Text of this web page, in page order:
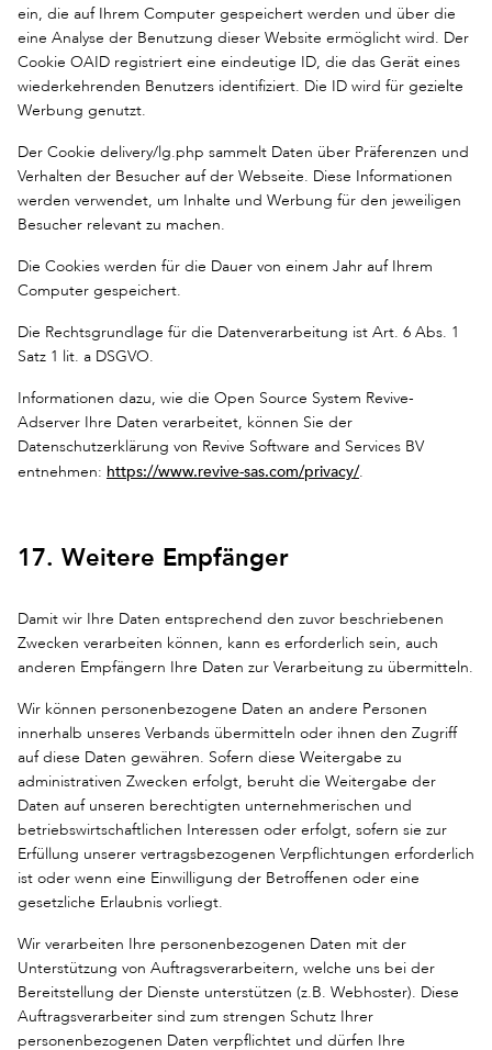
ein, die auf Ihrem Computer gespeichert werden und über die
eine Analyse der Benutzung dieser Website ermöglicht wird. Der
Cookie OAID registriert eine eindeutige ID, die das Gerät eines
wiederkehrenden Benutzers identifiziert. Die ID wird für gezielte
Werbung genutzt.
Der Cookie delivery/lg.php sammelt Daten über Präferenzen und
Verhalten der Besucher auf der Webseite. Diese Informationen
werden verwendet, um Inhalte und Werbung für den jeweiligen
Besucher relevant zu machen.
Die Cookies werden für die Dauer von einem Jahr auf Ihrem
Computer gespeichert.
Die Rechtsgrundlage für die Datenverarbeitung ist Art. 6 Abs. 1
Satz 1 lit. a DSGVO.
Informationen dazu, wie die Open Source System Revive-
Adserver Ihre Daten verarbeitet, können Sie der
Datenschutzerklärung von Revive Software and Services BV
entnehmen: https://www.revive-sas.com/privacy/.
17. Weitere Empfänger
Damit wir Ihre Daten entsprechend den zuvor beschriebenen
Zwecken verarbeiten können, kann es erforderlich sein, auch
anderen Empfängern Ihre Daten zur Verarbeitung zu übermitteln.
Wir können personenbezogene Daten an andere Personen
innerhalb unseres Verbands übermitteln oder ihnen den Zugriff
auf diese Daten gewähren. Sofern diese Weitergabe zu
administrativen Zwecken erfolgt, beruht die Weitergabe der
Daten auf unseren berechtigten unternehmerischen und
betriebswirtschaftlichen Interessen oder erfolgt, sofern sie zur
Erfüllung unserer vertragsbezogenen Verpflichtungen erforderlich
ist oder wenn eine Einwilligung der Betroffenen oder eine
gesetzliche Erlaubnis vorliegt.
Wir verarbeiten Ihre personenbezogenen Daten mit der
Unterstützung von Auftragsverarbeitern, welche uns bei der
Bereitstellung der Dienste unterstützen (z.B. Webhoster). Diese
Auftragsverarbeiter sind zum strengen Schutz Ihrer
personenbezogenen Daten verpflichtet und dürfen Ihre